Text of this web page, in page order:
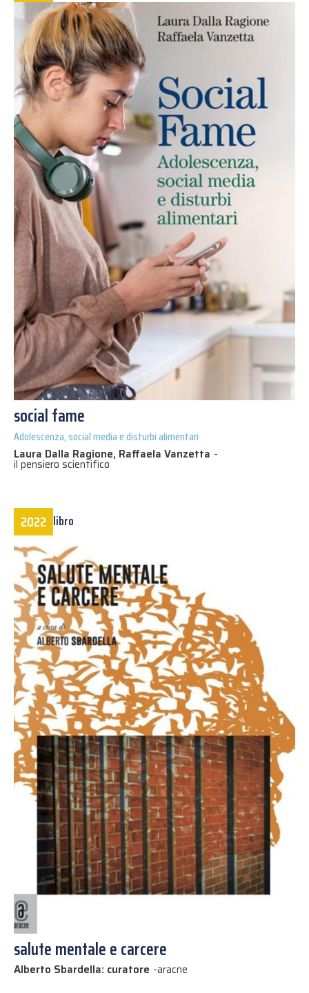
social fame
Adolescenza, social media e disturbi alimentari
Laura Dalla Ragione, Raffaela Vanzetta -
il pensiero scientifico
2022 libro
salute mentale e carcere
Alberto Sbardella: curatore -aracne